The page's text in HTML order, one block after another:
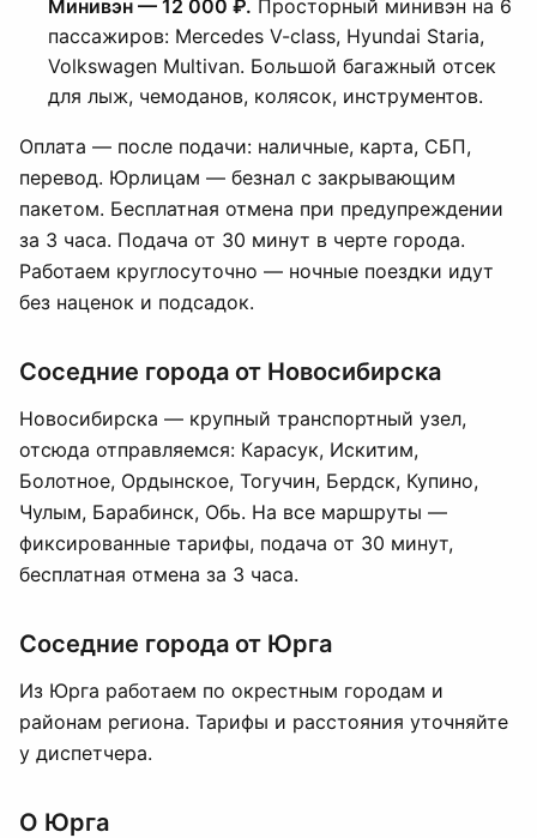
Минивэн — 12 000 ₽. Просторный минивэн на 6
пассажиров: Mercedes V-class, Hyundai Staria,
Volkswagen Multivan. Большой багажный отсек
для лыж, чемоданов, колясок, инструментов.
Оплата — после подачи: наличные, карта, СБП,
перевод. Юрлицам — безнал с закрывающим
пакетом. Бесплатная отмена при предупреждении
за 3 часа. Подача от 30 минут в черте города.
Работаем круглосуточно — ночные поездки идут
без наценок и подсадок.
Соседние города от Новосибирска
Новосибирска — крупный транспортный узел,
отсюда отправляемся: Карасук, Искитим,
Болотное, Ордынское, Тогучин, Бердск, Купино,
Чулым, Барабинск, Обь. На все маршруты —
фиксированные тарифы, подача от 30 минут,
бесплатная отмена за 3 часа.
Соседние города от Юрга
Из Юрга работаем по окрестным городам и
районам региона. Тарифы и расстояния уточняйте
у диспетчера.
О Юрга